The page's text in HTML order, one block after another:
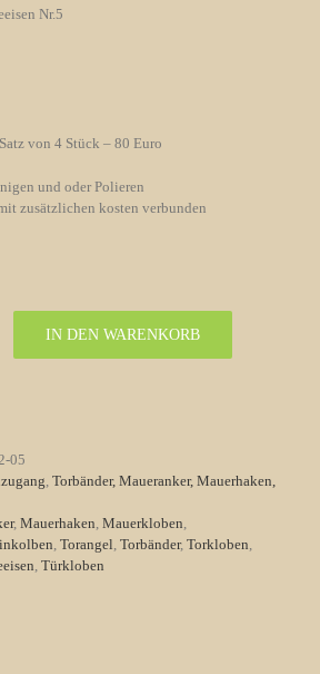
Nr.5
von 4 Stück – 80 Euro
und oder Polieren
zusätzlichen kosten verbunden
IN DEN WARENKORB
05
Torbänder, Maueranker, Mauerhaken,
, Mauerhaken Mauerkloben
Torangel Torbänder, Torkloben
Türkloben